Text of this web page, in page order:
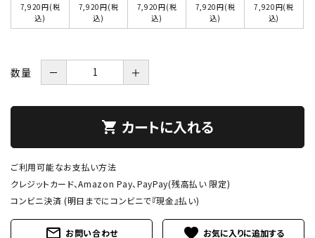
7,920円(税
込)
7,920円(税
込)
7,920円(税
込)
7,920円(税
込)
7,920円(税
込)
数量 － ＋
shopping_cart カートに入れる
ご利用可能なお支払い方法
クレジットカード、Amazon Pay、PayPay(残高払い 限定)
コンビニ決済 (明日までにコンビニで『現金』払い)
mail_outline お問い合わせ favorite